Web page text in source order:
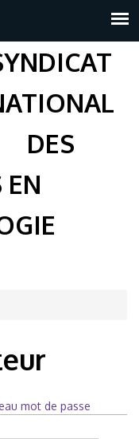
DES
EN
mot de passe